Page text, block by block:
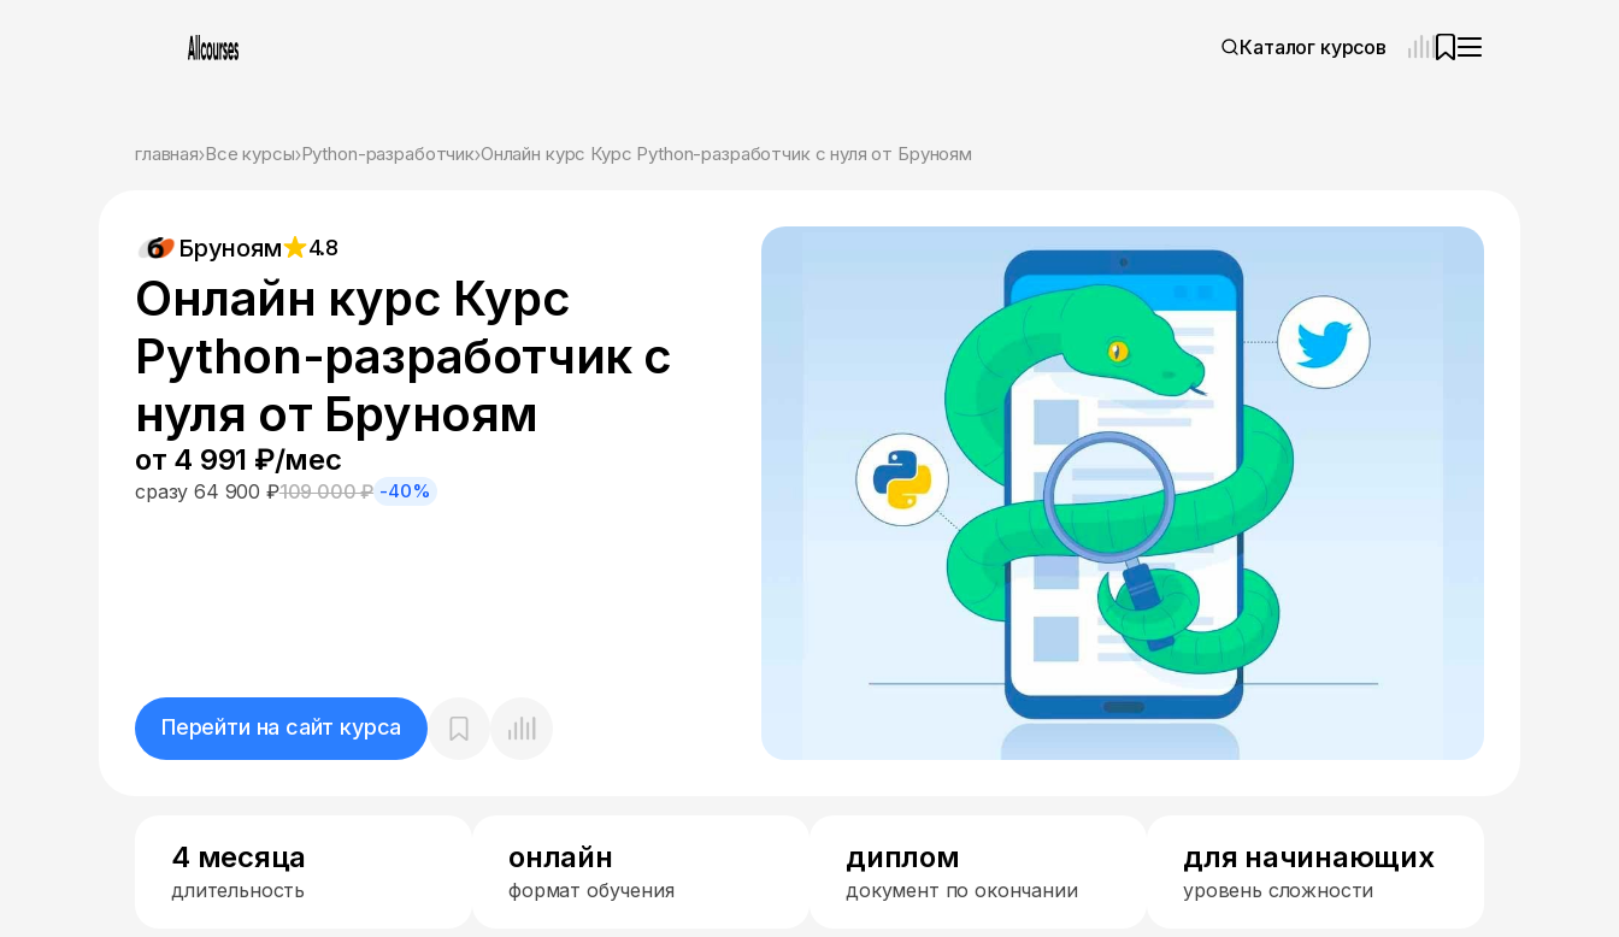
Каталог курсов
главная Все курсы Python-разработчик Онлайн курс Курс Python-разработчик с нуля от Бруноям
Бруноям 4.8
Онлайн курс Курс
Python-разработчик с
нуля от Бруноям
от 4 991 ₽/мес
сразу 64 900 ₽109 000 ₽ -40%
Перейти на сайт курса
4 месяца
длительность
онлайн
формат обучения
диплом
документ по окончании
для начинающих
уровень сложности